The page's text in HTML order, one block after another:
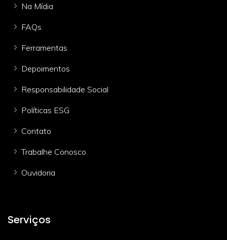
Na Mídia
FAQs
Ferramentas
Depoimentos
Responsabilidade Social
Políticas ESG
Contato
Trabalhe Conosco
Ouvidoria
Serviços